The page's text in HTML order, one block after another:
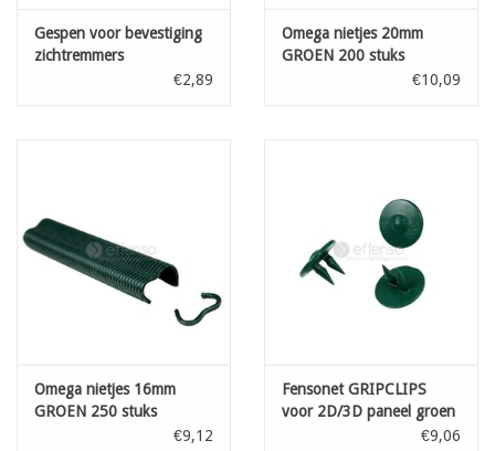
Gespen voor bevestiging
zichtremmers
Donkergroen L: 100 mm
€2,89
Omega nietjes 20mm
GROEN 200 stuks
€10,09
Omega nietjes 16mm
GROEN 250 stuks
€9,12
Fensonet GRIPCLIPS
voor 2D/3D paneel groen
€9,06